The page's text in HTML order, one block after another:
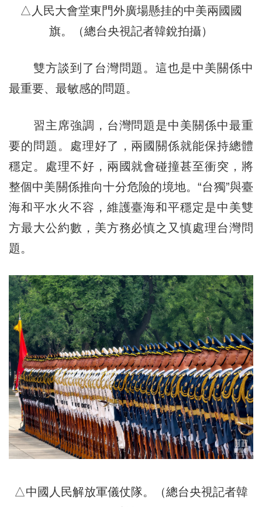
△人民大會堂東門外廣場懸挂的中美兩國國
旗。（總台央視記者韓銳拍攝）
雙方談到了台灣問題。這也是中美關係中
最重要、最敏感的問題。
習主席強調，台灣問題是中美關係中最重
要的問題。處理好了，兩國關係就能保持總體
穩定。處理不好，兩國就會碰撞甚至衝突，將
整個中美關係推向十分危險的境地。“台獨”與臺
海和平水火不容，維護臺海和平穩定是中美雙
方最大公約數，美方務必慎之又慎處理台灣問
題。
△中國人民解放軍儀仗隊。（總台央視記者韓